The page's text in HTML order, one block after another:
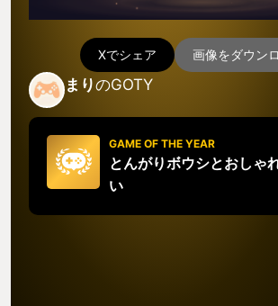
Xでシェア 画像をダウン
まりのGOTY
GAME OF THE YEAR
とんがりボウシとおしゃ
い